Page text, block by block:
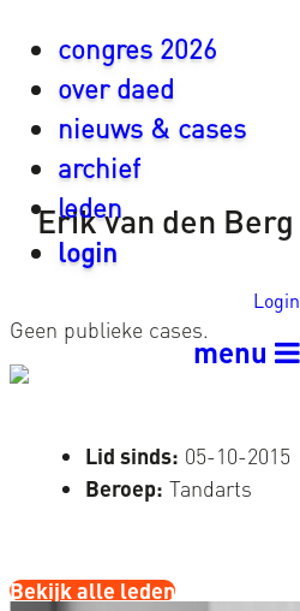
congres 2026
over daed
nieuws & cases
archief
leden
login
Login
menu
Erik van den Berg
Geen publieke cases.
Lid sinds: 05-10-2015
Beroep: Tandarts
Bekijk alle leden